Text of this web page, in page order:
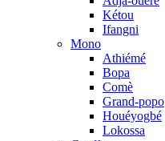
Kétou
Ifangni
Mono
Athiémé
Bopa
Comè
Grand-popo
Houéyogbé
Lokossa